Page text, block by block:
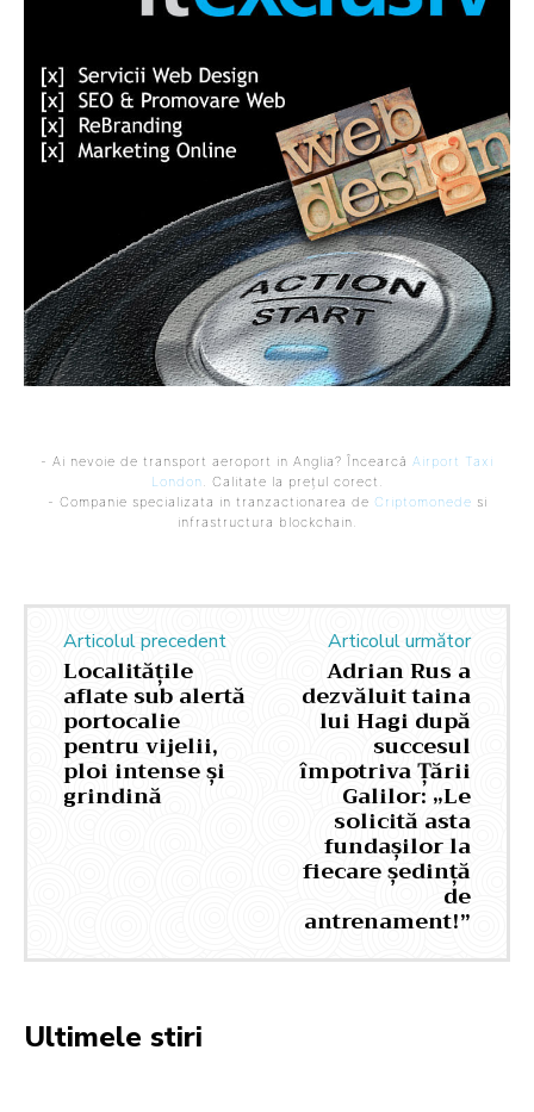
- Ai nevoie de transport aeroport in Anglia? Încearcă Airport Taxi
London. Calitate la prețul corect.
- Companie specializata in tranzactionarea de Criptomonede si
infrastructura blockchain.
Articolul precedent
Localitățile
aflate sub alertă
portocalie
pentru vijelii,
ploi intense și
grindină
Articolul următor
Adrian Rus a
dezvăluit taina
lui Hagi după
succesul
împotriva Țării
Galilor: „Le
solicită asta
fundașilor la
fiecare ședință
de
antrenament!”
Ultimele stiri